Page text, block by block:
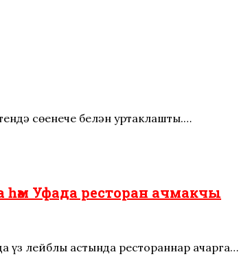
сөенече белән уртаклашты.…
Уфада ресторан ачмакчы
үз лейблы астында рестораннар ачарга…